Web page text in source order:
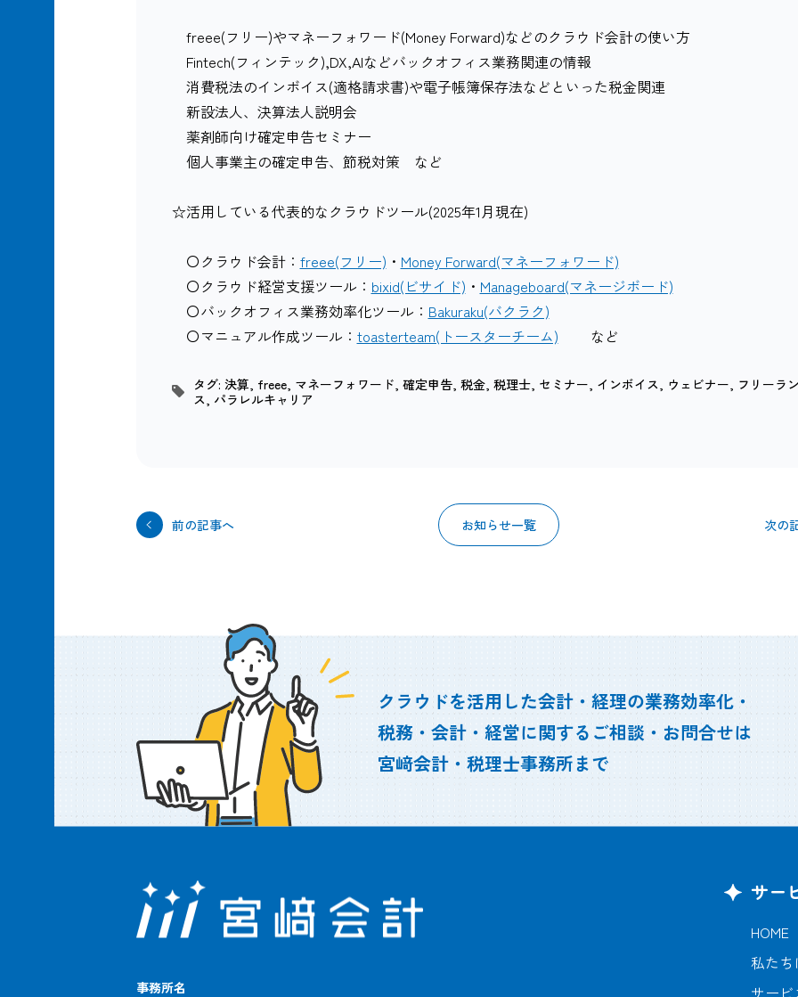
freee(フリー)やマネーフォワード(Money Forward)などのクラウド会計の使い方
Fintech(フィンテック),DX,AIなどバックオフィス業務関連の情報
消費税法のインボイス(適格請求書)や電子帳簿保存法などといった税金関連
新設法人、決算法人説明会
薬剤師向け確定申告セミナー
個人事業主の確定申告、節税対策 など
☆活用している代表的なクラウドツール(2025年1月現在)
〇クラウド会計： freee(フリー) ・ Money Forward(マネーフォワード)
〇クラウド経営支援ツール： bixid(ビサイド) ・ Manageboard(マネージボード)
〇バックオフィス業務効率化ツール： Bakuraku(バクラク)
〇マニュアル作成ツール： toasterteam(トースターチーム) など
タグ: 決算, freee, マネーフォワード, 確定申告, 税金, 税理士, セミナー, インボイス, ウェビナー, フリーラ
ス, パラレルキャリア
前の記事へ お知らせ一覧 次の
クラウドを活用した会計・経理の業務効率化・
税務・会計・経営に関するご相談・お問合せは
宮﨑会計・税理士事務所まで
事務所名
サー
HOME
私たち
サービ